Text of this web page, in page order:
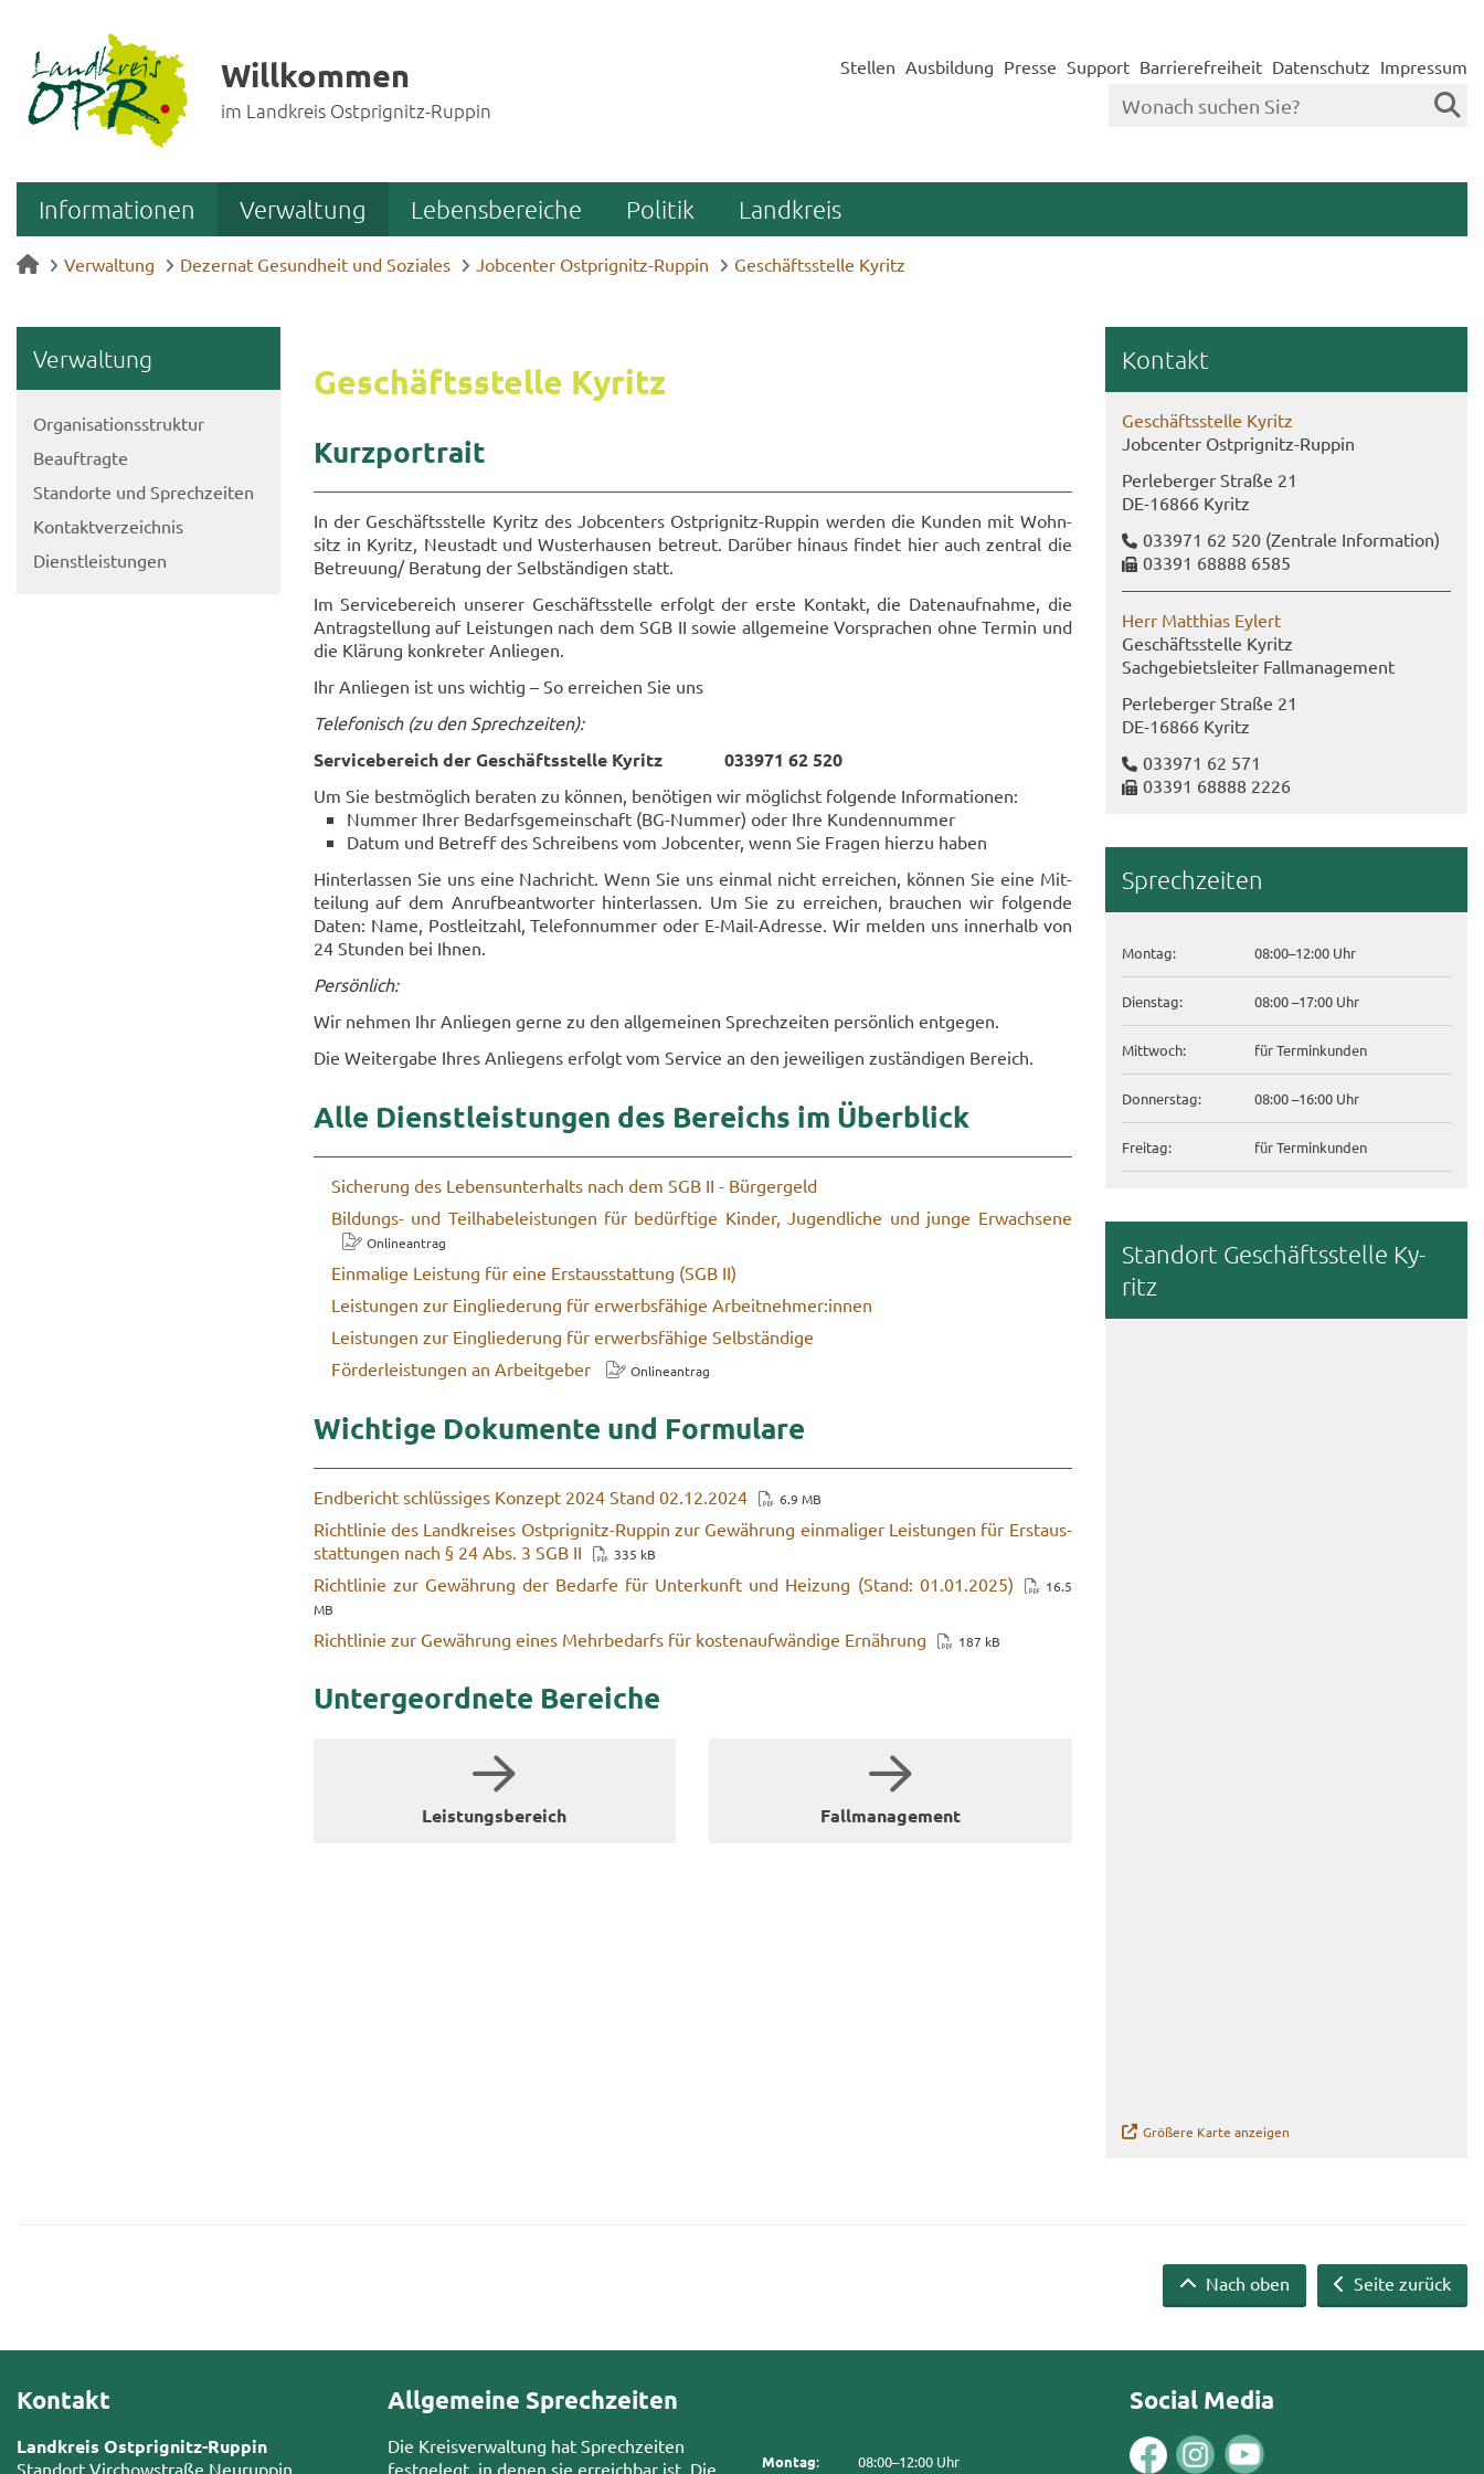
Willkommen
im Landkreis Ostprignitz-Ruppin
Stellen Ausbildung Presse Support Barrierefreiheit Datenschutz Impressum
Informationen Verwaltung Lebensbereiche Politik Landkreis
Verwaltung Dezernat Gesundheit und Soziales Jobcenter Ostprignitz-Ruppin Geschäftsstelle Kyritz
Ver­wal­tung
Or­ga­ni­sa­ti­ons­struk­tur
Be­auf­trag­te
Stand­or­te und Sprech­zei­ten
Kon­takt­ver­zeich­nis
Dienst­leis­tun­gen
Ge­schäfts­stel­le Ky­ritz
Kurz­por­trait
In der Ge­schäfts­stel­le Ky­ritz des Job­cen­ters Ostprignitz-​Ruppin wer­den die Kun­den mit Wohn­
sitz in Ky­ritz, Neu­stadt und Wus­ter­hau­sen be­treut. Dar­über hin­aus fin­det hier auch zen­tral die
Be­treu­ung/ Be­ra­tung der Selb­stän­di­gen statt.
Im Ser­vice­be­reich un­se­rer Ge­schäfts­stel­le er­folgt der erste Kon­takt, die Da­ten­auf­nah­me, die
An­trag­stel­lung auf Leis­tun­gen nach dem SGB II sowie all­ge­mei­ne Vor­spra­chen ohne Ter­min und
die Klä­rung kon­kre­ter An­lie­gen.
Ihr An­lie­gen ist uns wich­tig – So er­rei­chen Sie uns
Te­le­fo­nisch (zu den Sprech­zei­ten):
Ser­vice­be­reich der Ge­schäfts­stel­le Ky­ritz 033971 62 520
Um Sie best­mög­lich be­ra­ten zu kön­nen, be­nö­ti­gen wir mög­lichst fol­gen­de In­for­ma­tio­nen:
Num­mer Ihrer Be­darfs­ge­mein­schaft (BG-​Nummer) oder Ihre Kun­den­num­mer
Datum und Be­treff des Schrei­bens vom Job­cen­ter, wenn Sie Fra­gen hier­zu haben
Hin­ter­las­sen Sie uns eine Nach­richt. Wenn Sie uns ein­mal nicht er­rei­chen, kön­nen Sie eine Mit­
tei­lung auf dem An­ruf­be­ant­wor­ter hin­ter­las­sen. Um Sie zu er­rei­chen, brau­chen wir fol­gen­de
Daten: Name, Post­leit­zahl, Te­le­fon­num­mer oder E-​Mail-Adresse. Wir mel­den uns in­ner­halb von
24 Stun­den bei Ihnen.
Per­sön­lich:
Wir neh­men Ihr An­lie­gen gerne zu den all­ge­mei­nen Sprech­zei­ten per­sön­lich ent­ge­gen.
Die Wei­ter­ga­be Ihres An­lie­gens er­folgt vom Ser­vice an den je­wei­li­gen zu­stän­di­gen Be­reich.
Alle Dienst­leis­tun­gen des Be­reichs im Über­blick
Si­che­rung des Le­bens­un­ter­halts nach dem SGB II - Bür­ger­geld
Bildungs-​ und Teil­ha­be­leis­tun­gen für be­dürf­ti­ge Kin­der, Ju­gend­li­che und junge Er­wach­se­ne
On­line­an­trag
Ein­ma­li­ge Leis­tung für eine Erst­aus­stat­tung (SGB II)
Leis­tun­gen zur Ein­glie­de­rung für er­werbs­fä­hi­ge Ar­beit­neh­mer:innen
Leis­tun­gen zur Ein­glie­de­rung für er­werbs­fä­hi­ge Selb­stän­di­ge
För­der­leis­tun­gen an Ar­beit­ge­ber
On­line­an­trag
Wich­ti­ge Do­ku­men­te und For­mu­la­re
End­be­richt schlüs­si­ges Kon­zept 2024 Stand 02.12.2024 6.9 MB
Richt­li­nie des Land­krei­ses Ostprignitz-​Ruppin zur Ge­wäh­rung ein­ma­li­ger Leis­tun­gen für Erst­aus­
stat­tun­gen nach § 24 Abs. 3 SGB II
335 kB
Richt­li­nie zur Ge­wäh­rung der Be­dar­fe für Un­ter­kunft und Hei­zung (Stand: 01.01.2025)
16.5
MB
Richt­li­nie zur Ge­wäh­rung eines Mehr­be­darfs für kos­ten­auf­wän­di­ge Er­näh­rung 187 kB
Un­ter­ge­ord­ne­te Be­rei­che
Leis­tungs­be­reich Fall­ma­nage­ment
Kon­takt
Ge­schäfts­stel­le Ky­ritz
Job­cen­ter Ostprignitz-​Ruppin
Per­le­ber­ger Stra­ße 21
DE-​16866 Ky­ritz
033971 62 520(Zen­tra­le In­for­ma­ti­on)
03391 68888 6585
Herr Mat­thi­as Ey­lert
Ge­schäfts­stel­le Ky­ritz
Sach­ge­biets­lei­ter Fall­ma­nage­ment
Per­le­ber­ger Stra­ße 21
DE-​16866 Ky­ritz
033971 62 571
03391 68888 2226
Sprech­zei­ten
Mon­tag: 08:00–12:00 Uhr
Diens­tag: 08:00 –17:00 Uhr
Mitt­woch: für Ter­min­kun­den
Don­ners­tag: 08:00 –16:00 Uhr
Frei­tag: für Ter­min­kun­den
Stand­ort Ge­schäfts­stel­le Ky­
ritz
Grö­ße­re Karte an­zei­gen
Seite zurück
Nach oben
Kontakt
Landkreis Ostprignitz-Ruppin
Standort Virchowstraße Neuruppin
Allgemeine Sprechzeiten
Die Kreisverwaltung hat Sprechzeiten
festgelegt, in denen sie erreichbar ist. Die
Montag: 08:00–12:00 Uhr
Social Media